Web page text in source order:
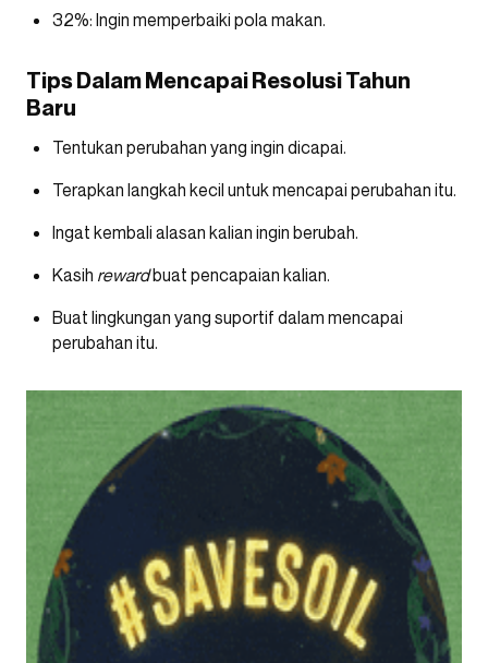
32%: Ingin memperbaiki pola makan.
Tips Dalam Mencapai Resolusi Tahun
Baru
Tentukan perubahan yang ingin dicapai.
Terapkan langkah kecil untuk mencapai perubahan itu.
Ingat kembali alasan kalian ingin berubah.
Kasih rewardbuat pencapaian kalian.
Buat lingkungan yang suportif dalam mencapai
perubahan itu.